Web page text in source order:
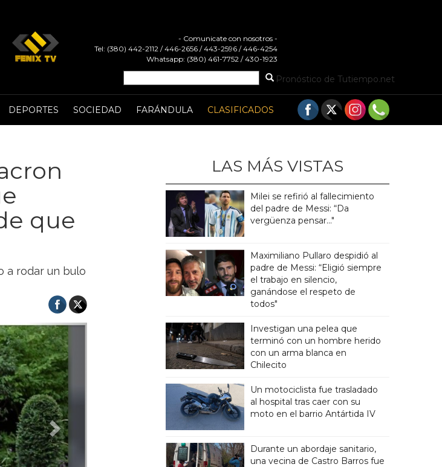
- Comunicate con nosotros -
Tel: (380) 442-2112 / 446-2656 / 443-2596 / 446-4254
Whatsapp: (380) 461-7752 / 430-1923
Pronóstico de Tutiempo.net
DEPORTES SOCIEDAD FARÁNDULA CLASIFICADOS
que
a rodar un bulo
Next
LAS MÁS VISTAS
Milei se refirió al fallecimiento
del padre de Messi: “Da
vergüenza pensar..."
Maximiliano Pullaro despidió al
padre de Messi: “Eligió siempre
el trabajo en silencio,
ganándose el respeto de
todos"
Investigan una pelea que
terminó con un hombre herido
con un arma blanca en
Chilecito
Un motociclista fue trasladado
al hospital tras caer con su
moto en el barrio Antártida IV
Durante un abordaje sanitario,
una vecina de Castro Barros fue